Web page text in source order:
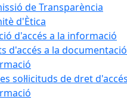
de Transparència
d'Ètica
d'accés a la informació
d'accés a la
sol·licituds de dret